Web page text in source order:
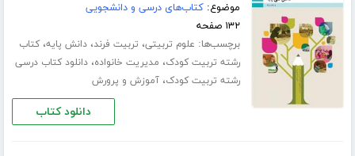
موضوع:کتاب‌های درسی و دانشجویی
۱۳۲ صفحه
برچسب‌ها: علوم تربیتی، تربیت فرند،دانش پایه،کتاب
رشته تربیت کودک، مدیریت خانواده،دانلود کتاب درسی
رشته تربیت کودک،آموزش و پرورش
دانلود کتاب